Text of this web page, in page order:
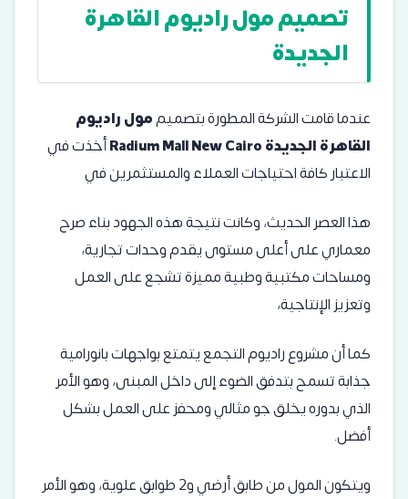
تصميم مول راديوم القاهرة
الجديدة
عندما قامت الشركة المطورة بتصميممول راديوم
القاهرة الجديدةRadium Mall New Cairoأخذت في
الاعتبار كافة احتياجات العملاء والمستثمرين في
هذا العصر الحديث، وكانت نتيجة هذه الجهود بناء صرح
معماري على أعلى مستوى يقدم وحدات تجارية،
ومساحات مكتبية وطبية مميزة تشجع على العمل
وتعزيز الإنتاجية،
كما أن مشروع راديوم التجمع يتمتع بواجهات بانورامية
جذابة تسمح بتدفق الضوء إلى داخل المبنى، وهو الأمر
الذي بدوره يخلق جو مثالي ومحفز على العمل بشكل
أفضل.
ويتكون المول من طابق أرضي و2 طوابق علوية، وهو الأمر